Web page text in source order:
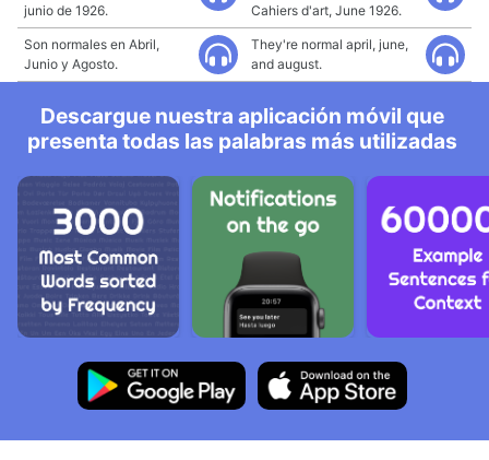
junio de 1926.
Cahiers d'art, June 1926.
Son normales en Abril,
Junio y Agosto.
They're normal april, june,
and august.
Descargue nuestra aplicación móvil que
presenta todas las palabras más utilizadas